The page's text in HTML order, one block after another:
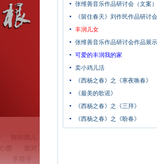
张维善音乐作品研讨会（文案）
《留住春天》刘作民作品研讨会
丰润儿女
张维善音乐作品研讨会作品展
可爱的丰润我的家
卖小鸡儿活
《西杨之春》之《寒夜唤春》
《最美的歌谣》
《西杨之春》之《三拜》
《西杨之春》之《盼春》